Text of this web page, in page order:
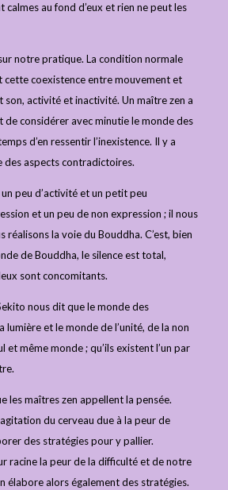
au fond d’eux et rien ne peut les
notre pratique. La condition normale
cette coexistence entre mouvement et
activité et inactivité. Un maître zen a
considérer avec minutie le monde des
d’en ressentir l’inexistence. Il y a
aspects contradictoires.
peu d’activité et un petit peu
et un peu de non expression ; il nous
réalisons la voie du Bouddha. C’est, bien
de Bouddha, le silence est total,
sont concomitants.
nous dit que le monde des
lumière et le monde de l’unité, de la non
et même monde ; qu’ils existent l’un par
les maîtres zen appellent la pensée.
du cerveau due à la peur de
des stratégies pour y pallier.
racine la peur de la difficulté et de notre
élabore alors également des stratégies.